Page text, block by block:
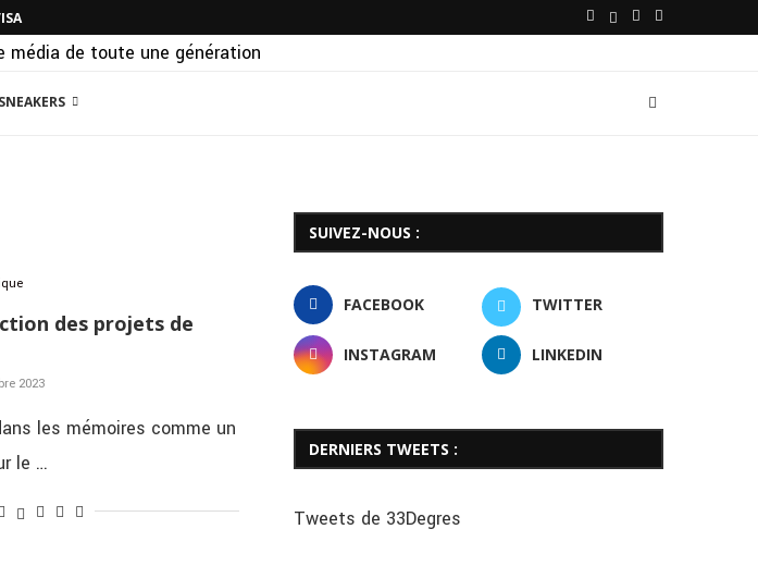
SNEAKERS
des projets de
2023
les mémoires comme un
le …
SUIVEZ-NOUS :
FACEBOOK TWITTER
INSTAGRAM LINKEDIN
DERNIERS TWEETS :
Tweets de 33Degres